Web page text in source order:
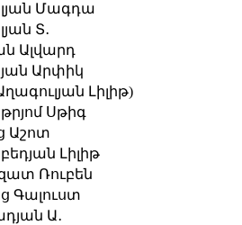
Մագդա
Տ․
Ալվարդ
Արփիկ
Լիլիթ)
Սթիգ
Աշոտ
Լիլիթ
Ռուբեն
Գալուստ
Ա․